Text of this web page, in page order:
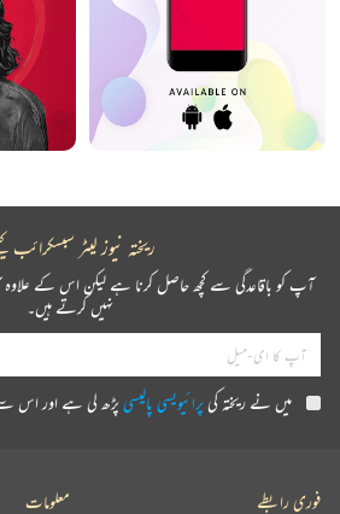
ریختہ نیوز لیٹر سبسکرائب
آپ کو باقاعدگی سے کچھ حاصل کرنا ہے لیکن اس کے
نہیں کرتے ہیں۔
میں نے ریختہ کیپرائیویسی پالیسیپڑھ لی ہے اور اس
فوری رابطے معلومات